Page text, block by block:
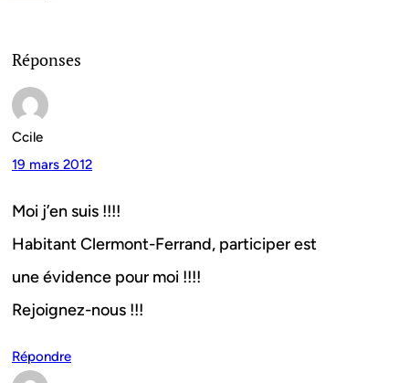
Réponses
Ccile
19 mars 2012
Moi j’en suis !!!!
Habitant Clermont-Ferrand, participer est
une évidence pour moi !!!!
Rejoignez-nous !!!
Répondre